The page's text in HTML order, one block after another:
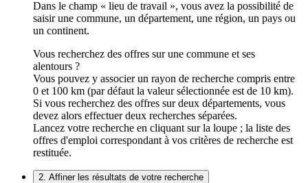
Dans le champ « lieu de travail », vous avez la possibilité de
saisir une commune, un département, une région, un pays ou
un continent.
Vous recherchez des offres sur une commune et ses
alentours ?
Vous pouvez y associer un rayon de recherche compris entre
0 et 100 km (par défaut la valeur sélectionnée est de 10 km).
Si vous recherchez des offres sur deux départements, vous
devez alors effectuer deux recherches séparées.
Lancez votre recherche en cliquant sur la loupe ; la liste des
offres d'emploi correspondant à vos critères de recherche est
restituée.
2. Affiner les résultats de votre recherche